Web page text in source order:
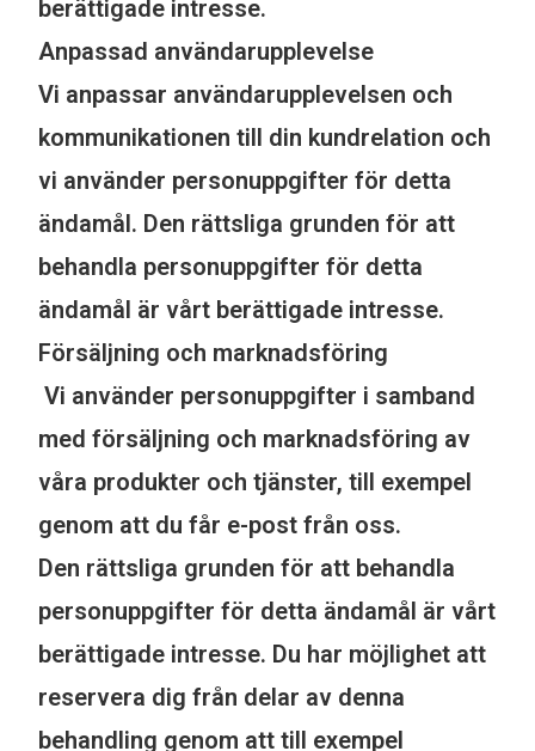
berättigade intresse.
Anpassad användarupplevelse
Vi anpassar användarupplevelsen och
kommunikationen till din kundrelation och
vi använder personuppgifter för detta
ändamål. Den rättsliga grunden för att
behandla personuppgifter för detta
ändamål är vårt berättigade intresse.
Försäljning och marknadsföring
Vi använder personuppgifter i samband
med försäljning och marknadsföring av
våra produkter och tjänster, till exempel
genom att du får e-post från oss.
Den rättsliga grunden för att behandla
personuppgifter för detta ändamål är vårt
berättigade intresse. Du har möjlighet att
reservera dig från delar av denna
behandling genom att till exempel